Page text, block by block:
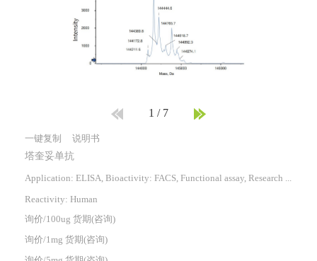
1 / 7
一键复制 说明书
塔奎妥单抗
Application: ELISA, Bioactivity: FACS, Functional assay, Research in vivo
Reactivity: Human
询价/100ug 货期(咨询)
询价/1mg 货期(咨询)